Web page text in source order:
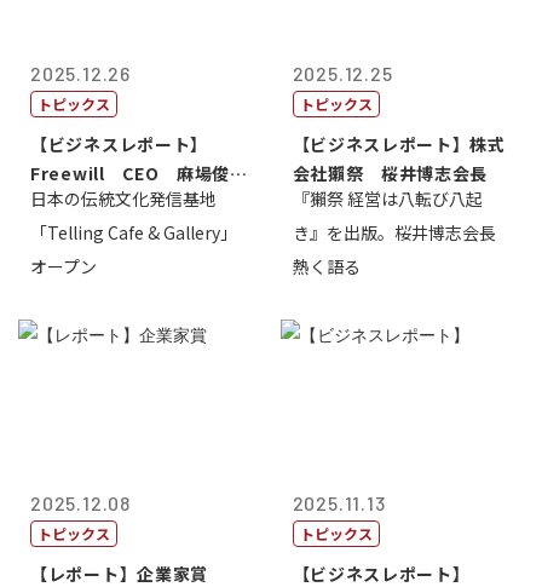
2025.12.26
トピックス
【ビジネスレポート】
Freewill CEO 麻場俊行
氏
日本の伝統文化発信基地
「Telling Cafe & Gallery」
オープン
2025.12.25
トピックス
【ビジネスレポート】株式
会社獺祭 桜井博志会長
『獺祭 経営は八転び八起
き』を出版。桜井博志会長
熱く語る
2025.12.08
トピックス
【レポート】企業家賞
2025.11.13
トピックス
【ビジネスレポート】